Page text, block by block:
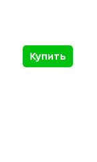
Купить